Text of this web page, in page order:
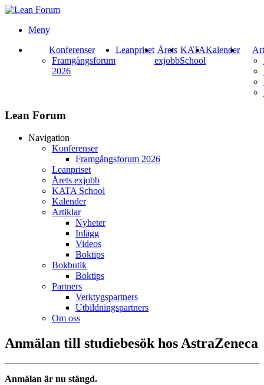
Meny
Konferenser
Framgångsforum
2026
Leanpriset Årets
exjobb
KATA
School
Kalender
Lean Forum
Navigation
Konferenser
Framgångsforum 2026
Leanpriset
Årets exjobb
KATA School
Kalender
Artiklar
Nyheter
Inlägg
Videos
Boktips
Bokbutik
Boktips
Partners
Verktygspartners
Utbildningspartners
Om oss
Anmälan till studiebesök hos AstraZeneca
Anmälan är nu stängd.